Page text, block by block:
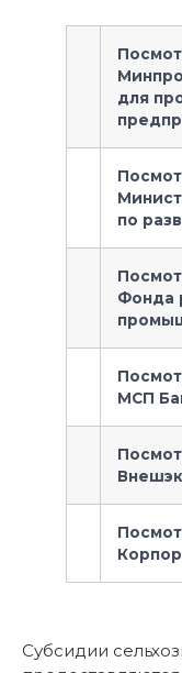
для
по
Фонда
МСП
Субсидии